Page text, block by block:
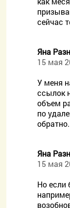
сейчас
Яна
15 мая
У меня
ссылок
объем
по
обратно.
Яна
15 мая
Но если